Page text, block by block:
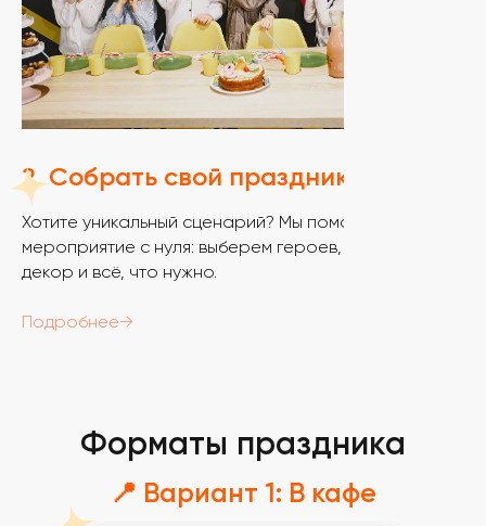
2. Собрать свой праздник
Хотите уникальный сценарий? Мы поможем собрать
мероприятие с нуля: выберем героев, активность,
декор и всё, что нужно.
Подробнее→
Форматы праздника
📍 Вариант 1: В кафе